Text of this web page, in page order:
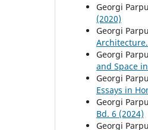
Georgi
(2020)
Georgi
Architecture.
Georgi
and Space
Georgi
Essays in
Georgi
Bd. 6 (2024)
Georgi